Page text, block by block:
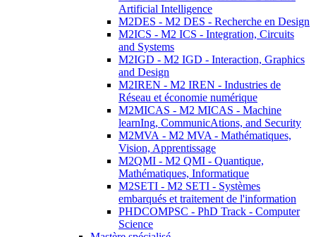
Artificial Intelligence
M2DES - M2 DES - Recherche en Design
M2ICS - M2 ICS - Integration, Circuits
and Systems
M2IGD - M2 IGD - Interaction, Graphics
and Design
M2IREN - M2 IREN - Industries de
Réseau et économie numérique
M2MICAS - M2 MICAS - Machine
learnIng, CommunicAtions, and Security
M2MVA - M2 MVA - Mathématiques,
Vision, Apprentissage
M2QMI - M2 QMI - Quantique,
Mathématiques, Informatique
M2SETI - M2 SETI - Systèmes
embarqués et traitement de l'information
PHDCOMPSC - PhD Track - Computer
Science